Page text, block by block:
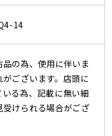
14
の為、使用に伴いま
ございます。店頭に
る為、記載に無い細
けられる場合がござ